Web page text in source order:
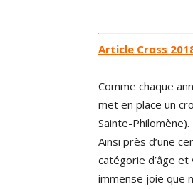
Article Cross
Comme chaque
met en place un
Sainte-Philomène).
Ainsi près d’une
catégorie d’âge et
immense joie que